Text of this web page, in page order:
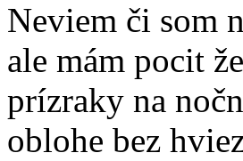
Neviem či som
ale mám pocit
prízraky na
oblohe bez